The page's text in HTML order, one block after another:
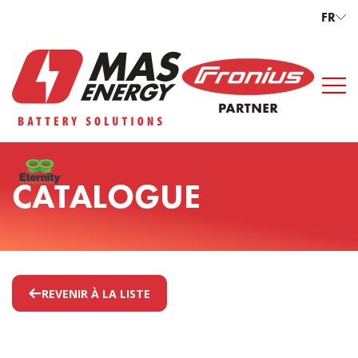
FR
CATALOGUE
REVENIR À LA LISTE